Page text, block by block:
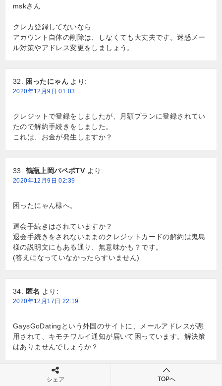
mskさん
クレカ登録してないなら…
アカウント自体の削除は、しなくても大丈夫です。迷惑メー
ル対策やアドレス変更をしましょう。
困ったにゃん より:
2020年12月9日 01:03
クレジットで登録をしましたが、月額プランに登録されてい
たので解約手続きをしました。
これは、お金が発生しますか？
鶴瓶上岡パペポTV より:
2020年12月9日 02:39
困ったにゃん様へ。
退会手続きはされていますか？
退会手続きをされないままのクレジットカードの解約は鬼島
様の説明文にもある通り、無意味かも？です。
(答えになっていなかったらすいません)
匿名 より:
2020年12月17日 22:19
GaysGoDatingという外国のサイトに、メールアドレスが悪
用されて、キモチワルイ通知が届いて困っています。解決策
はありませんでしょうか？
より:
シェア TOPへ